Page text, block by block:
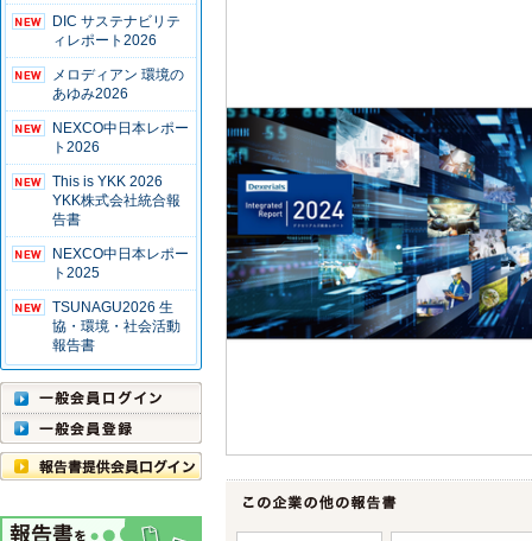
DIC サステナビリテ
ィレポート2026
メロディアン 環境の
あゆみ2026
NEXCO中日本レポー
ト2026
This is YKK 2026
YKK株式会社統合報
告書
NEXCO中日本レポー
ト2025
TSUNAGU2026 生
協・環境・社会活動
報告書